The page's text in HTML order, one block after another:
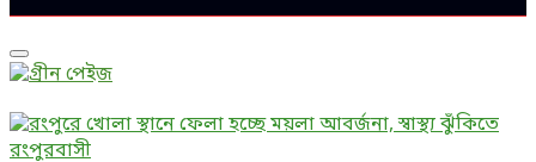
Primary
Menu